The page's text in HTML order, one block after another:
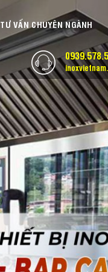
TƯ VẤN CHUYÊN NGÀNH